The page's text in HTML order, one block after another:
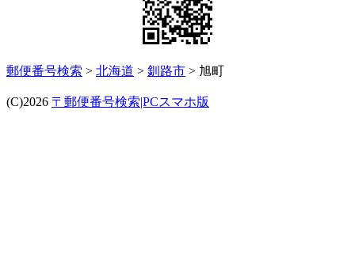
郵便番号検索 > 北海道 > 釧路市 > 旭町
(C)2026 〒郵便番号検索|PCスマホ版